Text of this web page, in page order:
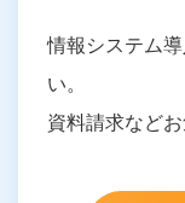
情報システム
い。
資料請求など